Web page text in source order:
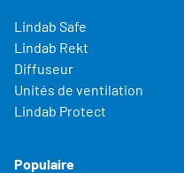
Lindab Safe
Lindab Rekt
Diffuseur
Unités de ventilation
Lindab Protect
Populaire